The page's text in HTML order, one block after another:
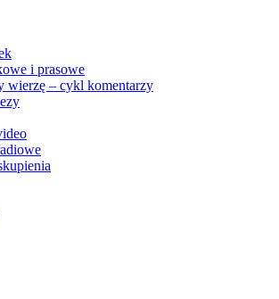
i prasowe
wierzę – cykl komentarzy